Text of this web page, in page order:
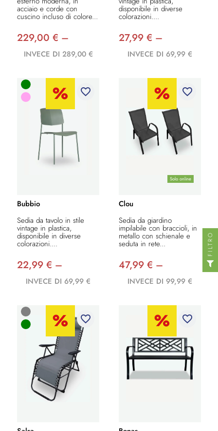
acciaio e corde con
cuscino incluso di colore...
229,00 € –
INVECE DI 289,00 €
disponibile in diverse
colorazioni....
27,99 € –
INVECE DI 69,99 €
favorite_border
Bubbio
Sedia da tavolo in stile
vintage in plastica,
disponibile in diverse
colorazioni....
22,99 € –
INVECE DI 69,99 €
Solo online
favorite_border
Clou
Sedia da giardino
impilabile con braccioli, in
metallo con schienale e
seduta in rete...
47,99 € –
INVECE DI 99,99 €
favorite_border favorite_border
FILTRO